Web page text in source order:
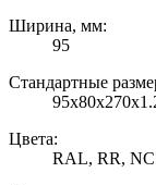
Ширина, мм:
95
Стандартные
Цвета:
RAL, RR,